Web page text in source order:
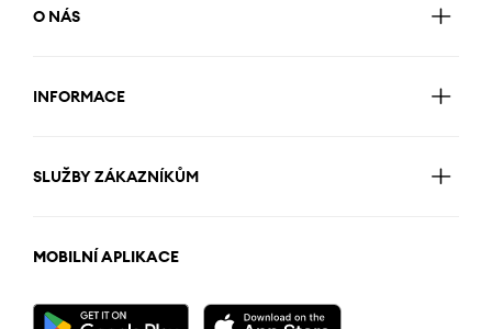
O NÁS
INFORMACE
SLUŽBY ZÁKAZNÍKŮM
MOBILNÍ APLIKACE